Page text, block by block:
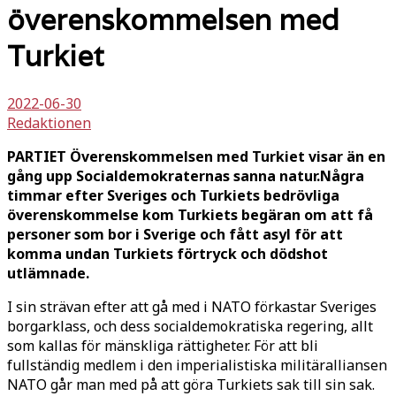
överenskommelsen med
Turkiet
2022-06-30
Redaktionen
PARTIET Överenskommelsen med Turkiet visar än en
gång upp Socialdemokraternas sanna natur.Några
timmar efter Sveriges och Turkiets bedrövliga
överenskommelse kom Turkiets begäran om att få
personer som bor i Sverige och fått asyl för att
komma undan Turkiets förtryck och dödshot
utlämnade.
I sin strävan efter att gå med i NATO förkastar Sveriges
borgarklass, och dess socialdemokratiska regering, allt
som kallas för mänskliga rättigheter. För att bli
fullständig medlem i den imperialistiska militäralliansen
NATO går man med på att göra Turkiets sak till sin sak.